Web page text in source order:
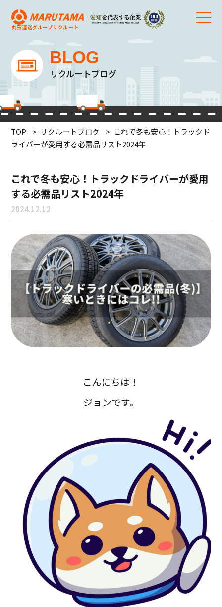
丸玉運送グループリクルート
BLOG
リクルートブログ
TOP リクルートブログ
これで冬も安心！トラックド
ライバーが愛用する必需品リスト2024年
これで冬も安心！トラックドライバーが愛用
する必需品リスト2024年
2024.12.12
こんにちは！
ジョンです。